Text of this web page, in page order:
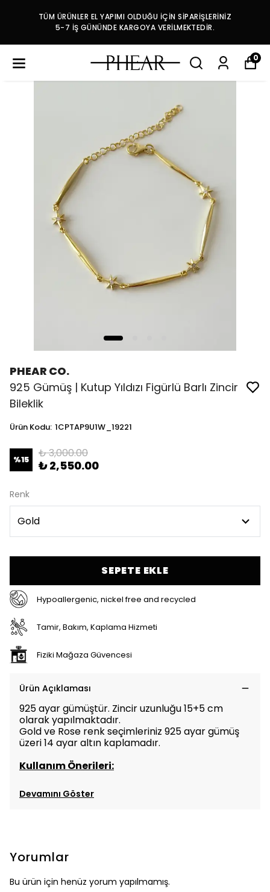
TÜM ÜRÜNLER EL YAPIMI OLDUĞU İÇİN SİPARİŞLERİNİZ
5-7 İŞ GÜNÜNDE KARGOYA VERİLMEKTEDİR.
0
PHEAR CO.
925 Gümüş | Kutup Yıldızı Figürlü Barlı Zincir
Bileklik
Ürün Kodu: 1CPTAP9U1W_19221
%15 ₺ 3,000.00
₺ 2,550.00
Renk
SEPETE EKLE
Hypoallergenic, nickel free and recycled
Tamir, Bakım, Kaplama Hizmeti
Fiziki Mağaza Güvencesi
Ürün Açıklaması
925 ayar gümüştür. Zincir uzunluğu 15+5 cm
olarak yapılmaktadır.
Gold ve Rose renk seçimleriniz 925 ayar gümüş
üzeri 14 ayar altın kaplamadır.
Kullanım Önerileri:
Devamını Göster
Yorumlar
Bu ürün için henüz yorum yapılmamış.